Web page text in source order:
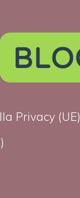
Privacy (UE)